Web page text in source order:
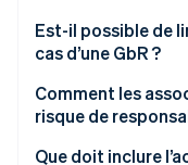
Stripe
Regarder la
Est-il possible de
cas d’une GbR ?
Comment les
risque de
Que doit inclure